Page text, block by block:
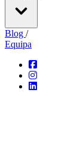
Blog /
Equipa